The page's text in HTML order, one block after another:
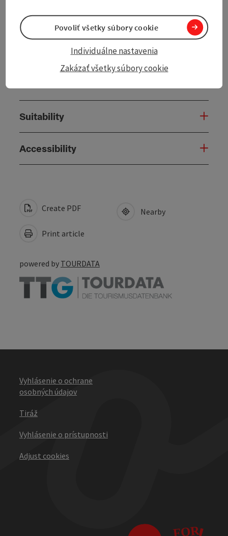
Arrival
Suitability
Accessibility
Create PDF
Print article
Nearby
powered by TOURDATA
Vyhlásenie o ochrane
osobných údajov
Tiráž
Vyhlásenie o prístupnosti
Adjust cookies
Zakázať všetky súbory cookie
Individuálne nastavenia
Povoliť všetky súbory cookie